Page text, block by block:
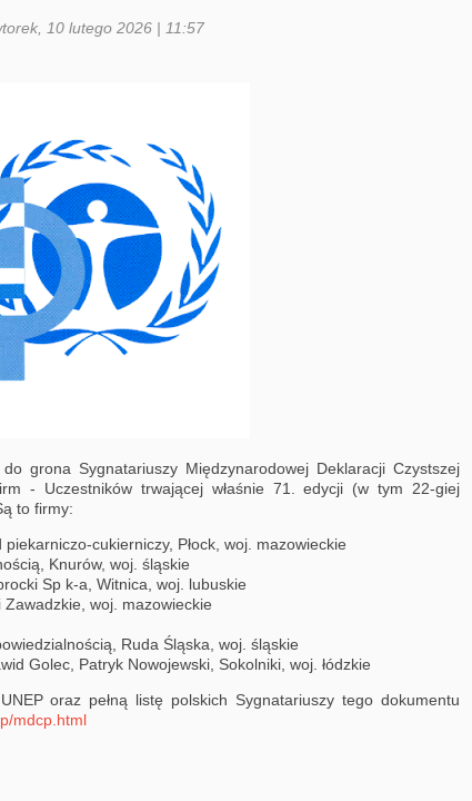
10 lutego 2026 | 11:57
grona Sygnatariuszy Międzynarodowej Deklaracji Czystszej
- Uczestników trwającej właśnie 71. edycji (w tym 22-giej
to firmy:
cukierniczy, Płock, woj. mazowieckie
Knurów, woj. śląskie
Sp k-a, Witnica, woj. lubuskie
woj. mazowieckie
Ruda Śląska, woj. śląskie
Golec, Patryk Nowojewski, Sokolniki, woj. łódzkie
oraz pełną listę polskich Sygnatariuszy tego dokumentu
mdcp.html